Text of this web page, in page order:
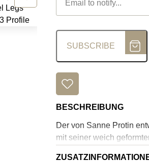
SUBSCRIBE
BESCHREIBUNG
Der von Sanne Protin
mit seiner weich